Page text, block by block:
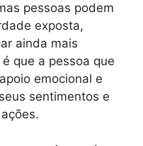
pessoas podem
exposta,
ainda mais
que a pessoa que
emocional e
sentimentos e